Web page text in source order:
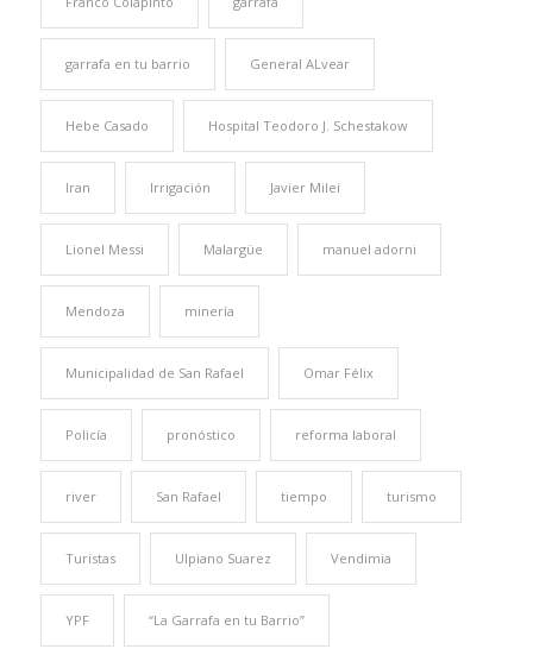
garrafa en tu barrio General ALvear
Hebe Casado Hospital Teodoro J. Schestakow
Iran Irrigación Javier Milei
Lionel Messi Malargüe manuel adorni
Mendoza minería
Municipalidad de San Rafael Omar Félix
Policía pronóstico reforma laboral
river San Rafael tiempo turismo
Turistas Ulpiano Suarez Vendimia
YPF “La Garrafa en tu Barrio”